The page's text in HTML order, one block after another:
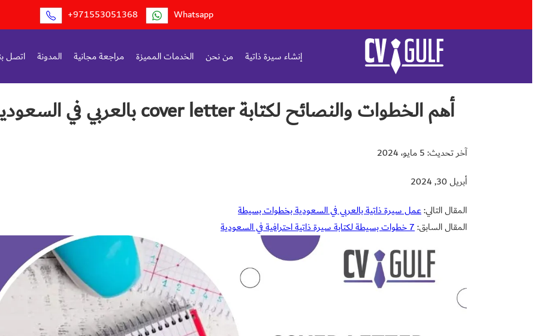
+971553051368 Whatsapp
إنشاء سيرة ذاتية من نحن الخدمات المميزة مراجعة مجانية المدونة اتصل
أهم الخطوات والنصائح لكتابة cover letter بالعربي في السعودية
آخر تحديث: 5 مايو، 2024
أبريل 30, 2024
المقال التالي:عمل سيرة ذاتية بالعربي في السعودية بخطوات بسيطة
المقال السابق:7 خطوات بسيطة لكتابة سيرة ذاتية احترافية في السعودية